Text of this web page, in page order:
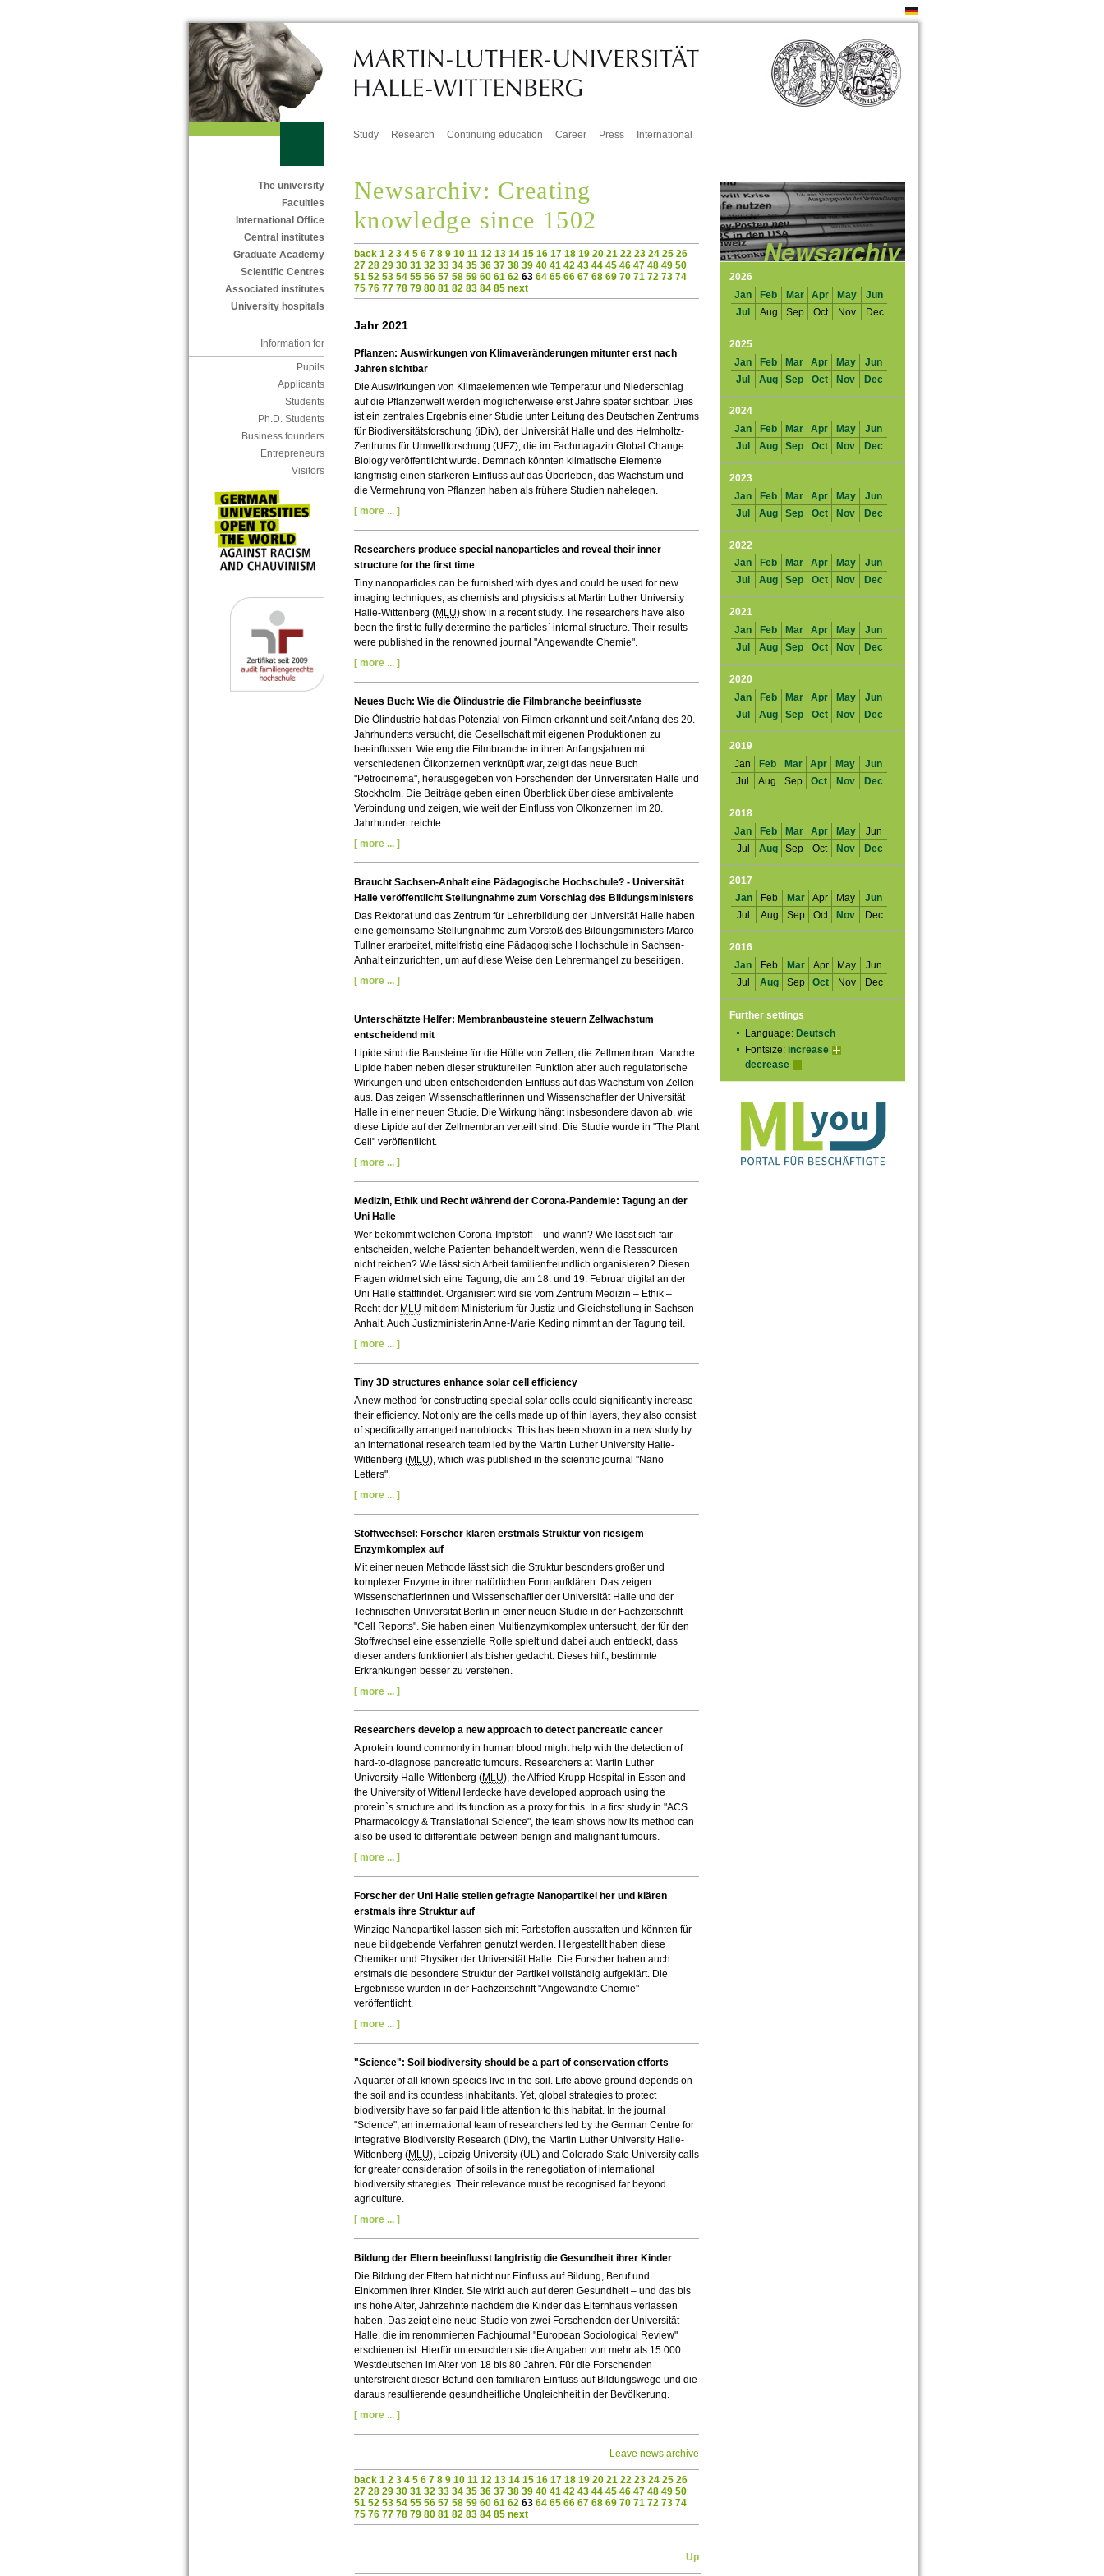
Study Research Continuing education Career Press International
The university
Faculties
International Office
Central institutes
Graduate Academy
Scientific Centres
Associated institutes
University hospitals
Information for
Pupils
Applicants
Students
Ph.D. Students
Business founders
Entrepreneurs
Visitors
2026
Jan
Feb Mar Apr May
Jun
Jul
Aug Sep Oct Nov Dec
2025
Jan
Feb Mar Apr May
Jun
Jul
Aug Sep Oct Nov Dec
2024
Jan
Feb Mar Apr May
Jun
Jul
Aug Sep Oct Nov Dec
2023
Jan
Feb Mar Apr May
Jun
Jul
Aug Sep Oct Nov Dec
2022
Jan
Feb Mar Apr May
Jun
Jul
Aug Sep Oct Nov Dec
2021
Jan
Feb Mar Apr May
Jun
Jul
Aug Sep Oct Nov Dec
2020
Jan
Feb Mar Apr May
Jun
Jul
Aug Sep Oct Nov Dec
2019
Jan
Feb Mar Apr May
Jun
Jul
Aug Sep Oct Nov Dec
2018
Jan
Feb Mar Apr May
Jun
Jul
Aug Sep Oct Nov Dec
2017
Jan
Feb Mar Apr May
Jun
Jul
Aug Sep Oct Nov Dec
2016
Jan
Feb Mar Apr May
Jun
Jul
Aug Sep Oct Nov Dec
Further settings
Language: Deutsch
Fontsize: increase
decrease
Newsarchiv: Creating
knowledge since 1502
back 1 2 3 4 5 6 7 8 9 10 11 12 13 14 15 16 17 18 19 20 21 22 23 24 25 26
27 28 29 30 31 32 33 34 35 36 37 38 39 40 41 42 43 44 45 46 47 48 49 50
51 52 53 54 55 56 57 58 59 60 61 6263 64 65 66 67 68 69 70 71 72 73 74
75 76 77 78 79 80 81 82 83 84 85 next
Jahr 2021
Pflanzen: Auswirkungen von Klimaveränderungen mitunter erst nach
Jahren sichtbar
Die Auswirkungen von Klimaelementen wie Temperatur und Niederschlag
auf die Pflanzenwelt werden möglicherweise erst Jahre später sichtbar. Dies
ist ein zentrales Ergebnis einer Studie unter Leitung des Deutschen Zentrums
für Biodiversitätsforschung (iDiv), der Universität Halle und des Helmholtz-
Zentrums für Umweltforschung (UFZ), die im Fachmagazin Global Change
Biology veröffentlicht wurde. Demnach könnten klimatische Elemente
langfristig einen stärkeren Einfluss auf das Überleben, das Wachstum und
die Vermehrung von Pflanzen haben als frühere Studien nahelegen.
[ more ... ]
Researchers produce special nanoparticles and reveal their inner
structure for the first time
Tiny nanoparticles can be furnished with dyes and could be used for new
imaging techniques, as chemists and physicists at Martin Luther University
Halle-Wittenberg (MLU) show in a recent study. The researchers have also
been the first to fully determine the particles` internal structure. Their results
were published in the renowned journal "Angewandte Chemie".
[ more ... ]
Neues Buch: Wie die Ölindustrie die Filmbranche beeinflusste
Die Ölindustrie hat das Potenzial von Filmen erkannt und seit Anfang des 20.
Jahrhunderts versucht, die Gesellschaft mit eigenen Produktionen zu
beeinflussen. Wie eng die Filmbranche in ihren Anfangsjahren mit
verschiedenen Ölkonzernen verknüpft war, zeigt das neue Buch
"Petrocinema", herausgegeben von Forschenden der Universitäten Halle und
Stockholm. Die Beiträge geben einen Überblick über diese ambivalente
Verbindung und zeigen, wie weit der Einfluss von Ölkonzernen im 20.
Jahrhundert reichte.
[ more ... ]
Braucht Sachsen-Anhalt eine Pädagogische Hochschule? - Universität
Halle veröffentlicht Stellungnahme zum Vorschlag des Bildungsministers
Das Rektorat und das Zentrum für Lehrerbildung der Universität Halle haben
eine gemeinsame Stellungnahme zum Vorstoß des Bildungsministers Marco
Tullner erarbeitet, mittelfristig eine Pädagogische Hochschule in Sachsen-
Anhalt einzurichten, um auf diese Weise den Lehrermangel zu beseitigen.
[ more ... ]
Unterschätzte Helfer: Membranbausteine steuern Zellwachstum
entscheidend mit
Lipide sind die Bausteine für die Hülle von Zellen, die Zellmembran. Manche
Lipide haben neben dieser strukturellen Funktion aber auch regulatorische
Wirkungen und üben entscheidenden Einfluss auf das Wachstum von Zellen
aus. Das zeigen Wissenschaftlerinnen und Wissenschaftler der Universität
Halle in einer neuen Studie. Die Wirkung hängt insbesondere davon ab, wie
diese Lipide auf der Zellmembran verteilt sind. Die Studie wurde in "The Plant
Cell" veröffentlicht.
[ more ... ]
Medizin, Ethik und Recht während der Corona-Pandemie: Tagung an der
Uni Halle
Wer bekommt welchen Corona-Impfstoff – und wann? Wie lässt sich fair
entscheiden, welche Patienten behandelt werden, wenn die Ressourcen
nicht reichen? Wie lässt sich Arbeit familienfreundlich organisieren? Diesen
Fragen widmet sich eine Tagung, die am 18. und 19. Februar digital an der
Uni Halle stattfindet. Organisiert wird sie vom Zentrum Medizin – Ethik –
Recht der MLU mit dem Ministerium für Justiz und Gleichstellung in Sachsen-
Anhalt. Auch Justizministerin Anne-Marie Keding nimmt an der Tagung teil.
[ more ... ]
Tiny 3D structures enhance solar cell efficiency
A new method for constructing special solar cells could significantly increase
their efficiency. Not only are the cells made up of thin layers, they also consist
of specifically arranged nanoblocks. This has been shown in a new study by
an international research team led by the Martin Luther University Halle-
Wittenberg (MLU), which was published in the scientific journal "Nano
Letters".
[ more ... ]
Stoffwechsel: Forscher klären erstmals Struktur von riesigem
Enzymkomplex auf
Mit einer neuen Methode lässt sich die Struktur besonders großer und
komplexer Enzyme in ihrer natürlichen Form aufklären. Das zeigen
Wissenschaftlerinnen und Wissenschaftler der Universität Halle und der
Technischen Universität Berlin in einer neuen Studie in der Fachzeitschrift
"Cell Reports". Sie haben einen Multienzymkomplex untersucht, der für den
Stoffwechsel eine essenzielle Rolle spielt und dabei auch entdeckt, dass
dieser anders funktioniert als bisher gedacht. Dieses hilft, bestimmte
Erkrankungen besser zu verstehen.
[ more ... ]
Researchers develop a new approach to detect pancreatic cancer
A protein found commonly in human blood might help with the detection of
hard-to-diagnose pancreatic tumours. Researchers at Martin Luther
University Halle-Wittenberg (MLU), the Alfried Krupp Hospital in Essen and
the University of Witten/Herdecke have developed approach using the
protein`s structure and its function as a proxy for this. In a first study in "ACS
Pharmacology & Translational Science", the team shows how its method can
also be used to differentiate between benign and malignant tumours.
[ more ... ]
Forscher der Uni Halle stellen gefragte Nanopartikel her und klären
erstmals ihre Struktur auf
Winzige Nanopartikel lassen sich mit Farbstoffen ausstatten und könnten für
neue bildgebende Verfahren genutzt werden. Hergestellt haben diese
Chemiker und Physiker der Universität Halle. Die Forscher haben auch
erstmals die besondere Struktur der Partikel vollständig aufgeklärt. Die
Ergebnisse wurden in der Fachzeitschrift "Angewandte Chemie"
veröffentlicht.
[ more ... ]
"Science": Soil biodiversity should be a part of conservation efforts
A quarter of all known species live in the soil. Life above ground depends on
the soil and its countless inhabitants. Yet, global strategies to protect
biodiversity have so far paid little attention to this habitat. In the journal
"Science", an international team of researchers led by the German Centre for
Integrative Biodiversity Research (iDiv), the Martin Luther University Halle-
Wittenberg (MLU), Leipzig University (UL) and Colorado State University calls
for greater consideration of soils in the renegotiation of international
biodiversity strategies. Their relevance must be recognised far beyond
agriculture.
[ more ... ]
Bildung der Eltern beeinflusst langfristig die Gesundheit ihrer Kinder
Die Bildung der Eltern hat nicht nur Einfluss auf Bildung, Beruf und
Einkommen ihrer Kinder. Sie wirkt auch auf deren Gesundheit – und das bis
ins hohe Alter, Jahrzehnte nachdem die Kinder das Elternhaus verlassen
haben. Das zeigt eine neue Studie von zwei Forschenden der Universität
Halle, die im renommierten Fachjournal "European Sociological Review"
erschienen ist. Hierfür untersuchten sie die Angaben von mehr als 15.000
Westdeutschen im Alter von 18 bis 80 Jahren. Für die Forschenden
unterstreicht dieser Befund den familiären Einfluss auf Bildungswege und die
daraus resultierende gesundheitliche Ungleichheit in der Bevölkerung.
[ more ... ]
Leave news archive
back 1 2 3 4 5 6 7 8 9 10 11 12 13 14 15 16 17 18 19 20 21 22 23 24 25 26
27 28 29 30 31 32 33 34 35 36 37 38 39 40 41 42 43 44 45 46 47 48 49 50
51 52 53 54 55 56 57 58 59 60 61 6263 64 65 66 67 68 69 70 71 72 73 74
75 76 77 78 79 80 81 82 83 84 85 next
Up